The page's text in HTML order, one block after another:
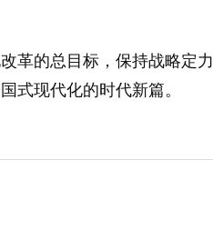
革的总目标，保持战略定
式现代化的时代新篇。